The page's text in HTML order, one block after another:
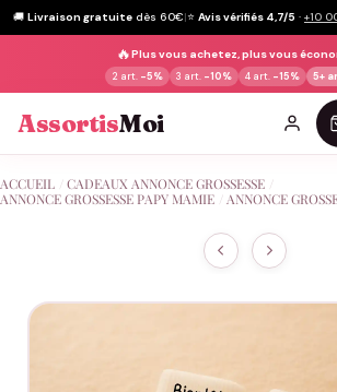
🚚 Livraison gratuite dès 60€|⭐ Avis vérifiés 4,7/5 · +10
🔥Plus vous achetez, plus vous
2 art. -5% 3 art. -10% 4 art. -15% 5+
AssortisMoi
au
ACCUEIL CADEAUX ANNONCE GROSSESSE
ANNONCE GROSSESSE PAPY MAMIE
ANNONCE